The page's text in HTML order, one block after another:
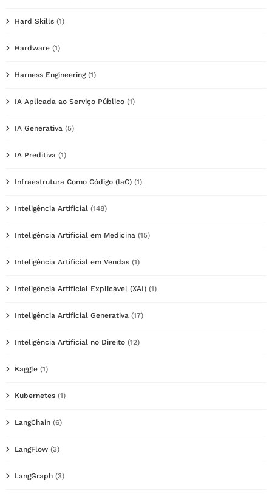
Hard Skills (1)
Hardware (1)
Harness Engineering(1)
IA Aplicada ao Serviço Público (1)
IA Generativa (5)
IA Preditiva (1)
Infraestrutura Como Código (IaC) (1)
Inteligência Artificial (148)
Inteligência Artificial em Medicina (15)
Inteligência Artificial em Vendas (1)
Inteligência Artificial Explicável (XAI) (1)
Inteligência Artificial Generativa (17)
Inteligência Artificial no Direito (12)
Kaggle (1)
Kubernetes (1)
LangChain (6)
LangFlow (3)
LangGraph (3)